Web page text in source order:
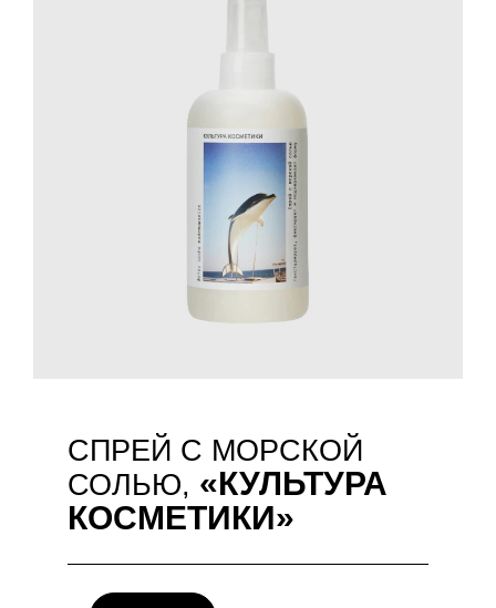
СПРЕЙ С МОРСКОЙ
СОЛЬЮ, «КУЛЬТУРА
КОСМЕТИКИ»